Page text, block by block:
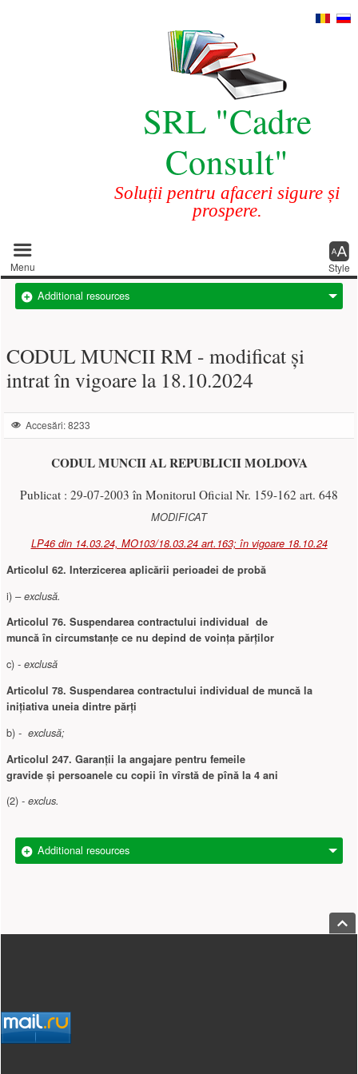
SRL "Cadre
Consult"
Soluții pentru afaceri sigure și
prospere.
Main menu
Menu Style
Additional resources
CODUL MUNCII RM - modificat și
intrat în vigoare la 18.10.2024
Accesări: 8233
CODUL MUNCII AL REPUBLICII MOLDOVA
Publicat : 29-07-2003 în Monitorul Oficial Nr. 159-162 art. 648
MODIFICAT
LP46 din 14.03.24, MO103/18.03.24 art.163; în vigoare 18.10.24
Articolul 62. Interzicerea aplicării perioadei de probă
i)– exclusă.
Articolul 76. Suspendarea contractului individual de
muncă în circumstanţe ce nu depind de voinţa părţilor
c)- exclusă
Articolul 78.Suspendarea contractului individual de muncă la
iniţiativa uneia dintre părţi
b) - exclusă;
Articolul 247. Garanţii la angajare pentru femeile
gravideşi persoanele cu copii în vîrstă de pînă la 4 ani
(2) - exclus.
Additional resources